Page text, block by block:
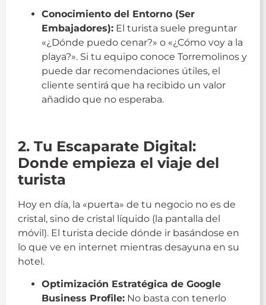
Conocimiento del Entorno (Ser
Embajadores): El turista suele preguntar
«¿Dónde puedo cenar?» o «¿Cómo voy a la
playa?». Si tu equipo conoce Torremolinos y
puede dar recomendaciones útiles, el
cliente sentirá que ha recibido un valor
añadido que no esperaba.
2. Tu Escaparate Digital:
Donde empieza el viaje del
turista
Hoy en día, la «puerta» de tu negocio no es de
cristal, sino de cristal líquido (la pantalla del
móvil). El turista decide dónde ir basándose en
lo que ve en internet mientras desayuna en su
hotel.
Optimización Estratégica de Google
Business Profile: No basta con tenerlo